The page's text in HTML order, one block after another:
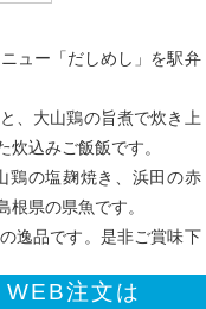
WEB注文は
ュー「だしめし」を駅弁
、大山鶏の旨煮で炊き上
込みご飯飯です。
鶏の塩麹焼き、浜田の赤
県の県魚です。
逸品です。是非ご賞味下